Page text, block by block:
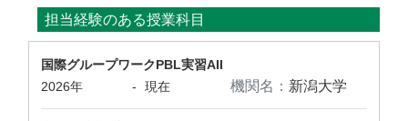
担当経験のある授業科目
国際グループワークPBL実習AII
2026年
- 現在 機関名： 新潟大学